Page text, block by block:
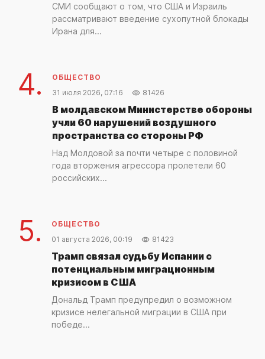
СМИ сообщают о том, что США и Израиль
рассматривают введение сухопутной блокады
Ирана для...
4.
ОБЩЕСТВО
31 июля 2026, 07:16
81426
В молдавском Министерстве обороны
учли 60 нарушений воздушного
пространства со стороны РФ
Над Молдовой за почти четыре с половиной
года вторжения агрессора пролетели 60
российских...
5.
ОБЩЕСТВО
01 августа 2026, 00:19
81423
Трамп связал судьбу Испании с
потенциальным миграционным
кризисом в США
Дональд Трамп предупредил о возможном
кризисе нелегальной миграции в США при
победе...